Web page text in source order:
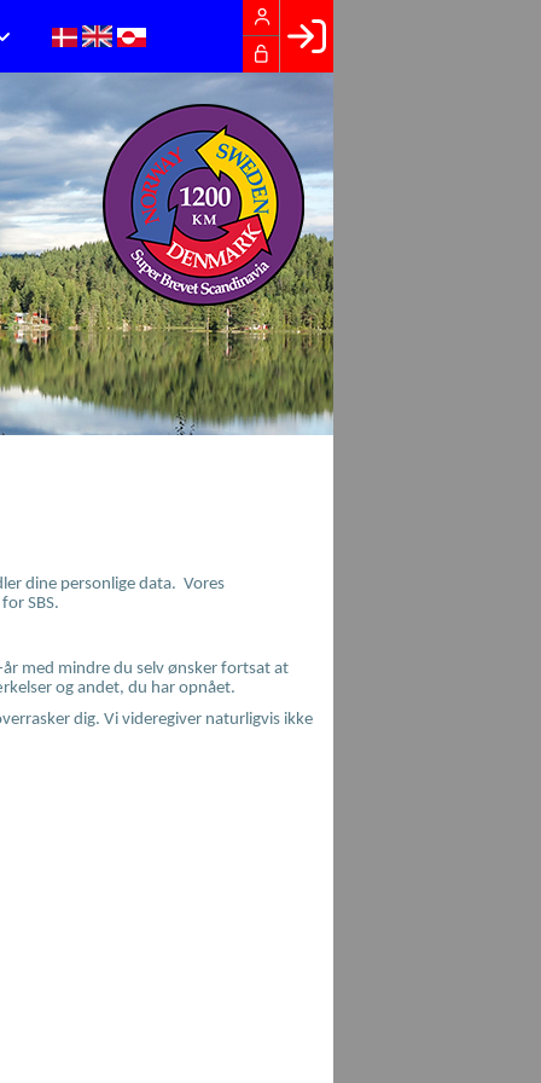
Glemt password
Opret profil
LOG IND
dine personlige data. Vores
SBS.
med mindre du selv ønsker fortsat at
og andet, du har opnået.
dig. Vi videregiver naturligvis ikke